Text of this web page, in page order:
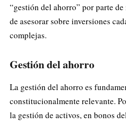
“gestión del ahorro” por parte
de asesorar sobre inversiones
complejas.
Gestión del ahorro
La gestión del ahorro es
constitucionalmente relevante.
la gestión de activos, en bonos